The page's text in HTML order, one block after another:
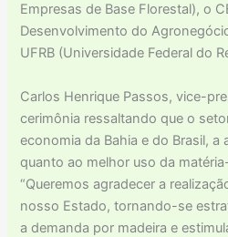
Empresas de Base Florestal), o
Desenvolvimento do
UFRB (Universidade Federal do
Carlos Henrique Passos, vice-
cerimônia ressaltando que o
economia da Bahia e do Brasil, a
quanto ao melhor uso da
“Queremos agradecer a
nosso Estado, tornando-se
a demanda por madeira e